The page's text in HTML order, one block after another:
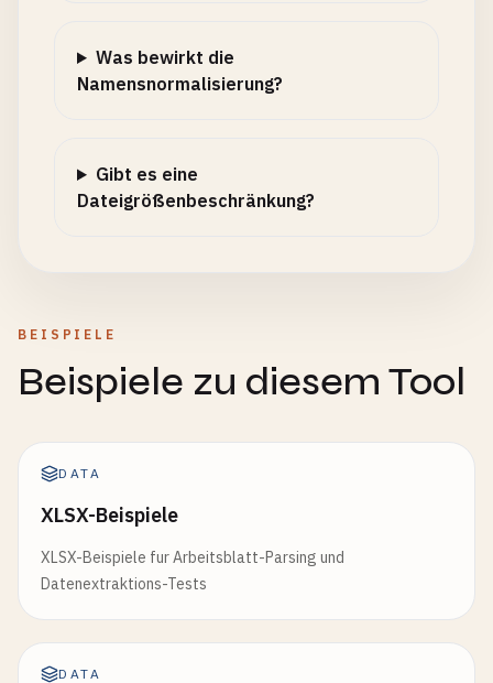
Was bewirkt die
Namensnormalisierung?
Gibt es eine
Dateigrößenbeschränkung?
BEISPIELE
Beispiele zu diesem Tool
DATA
XLSX-Beispiele
XLSX-Beispiele fur Arbeitsblatt-Parsing und
Datenextraktions-Tests
DATA